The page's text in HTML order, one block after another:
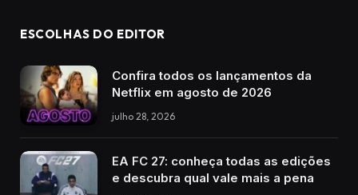
ESCOLHAS DO EDITOR
Confira todos os lançamentos da
Netflix em agosto de 2026
julho 28, 2026
EA FC 27: conheça todas as edições
e descubra qual vale mais a pena